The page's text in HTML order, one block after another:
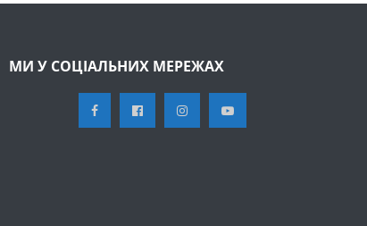
МИ У СОЦІАЛЬНИХ МЕРЕЖАХ